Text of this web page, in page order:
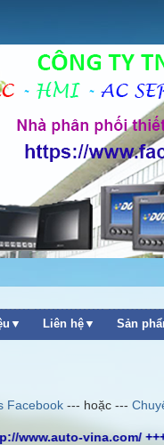
Liên hệ▼ Sản
Facebook --- hoặc ---